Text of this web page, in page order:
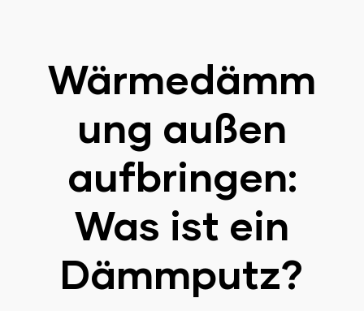
Wärmedämm
ung außen
aufbringen:
Was ist ein
Dämmputz?